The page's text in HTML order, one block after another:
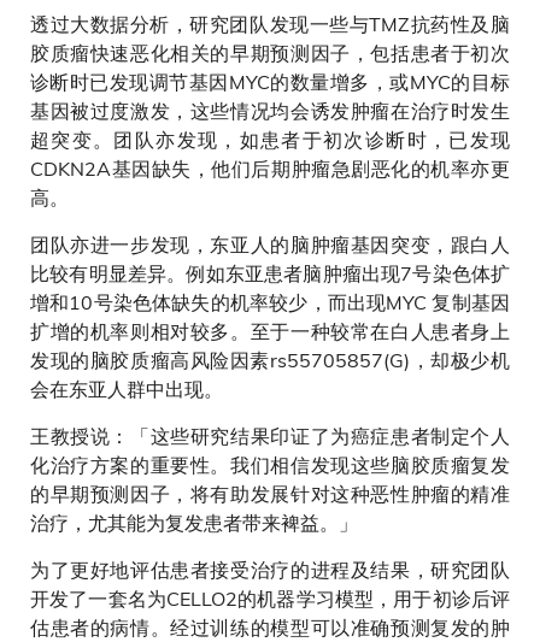
透过大数据分析，研究团队发现一些与TMZ抗药性及脑
胶质瘤快速恶化相关的早期预测因子，包括患者于初次
诊断时已发现调节基因MYC的数量增多，或MYC的目标
基因被过度激发，这些情况均会诱发肿瘤在治疗时发生
超突变。团队亦发现，如患者于初次诊断时，已发现
CDKN2A基因缺失，他们后期肿瘤急剧恶化的机率亦更
高。
团队亦进一步发现，东亚人的脑肿瘤基因突变，跟白人
比较有明显差异。例如东亚患者脑肿瘤出现7号染色体扩
增和10号染色体缺失的机率较少，而出现MYC 复制基因
扩增的机率则相对较多。至于一种较常在白人患者身上
发现的脑胶质瘤高风险因素rs55705857(G)，却极少机
会在东亚人群中出现。
王教授说：「这些研究结果印证了为癌症患者制定个人
化治疗方案的重要性。我们相信发现这些脑胶质瘤复发
的早期预测因子，将有助发展针对这种恶性肿瘤的精准
治疗，尤其能为复发患者带来裨益。」
为了更好地评估患者接受治疗的进程及结果，研究团队
开发了一套名为CELLO2的机器学习模型，用于初诊后评
估患者的病情。经过训练的模型可以准确预测复发的肿